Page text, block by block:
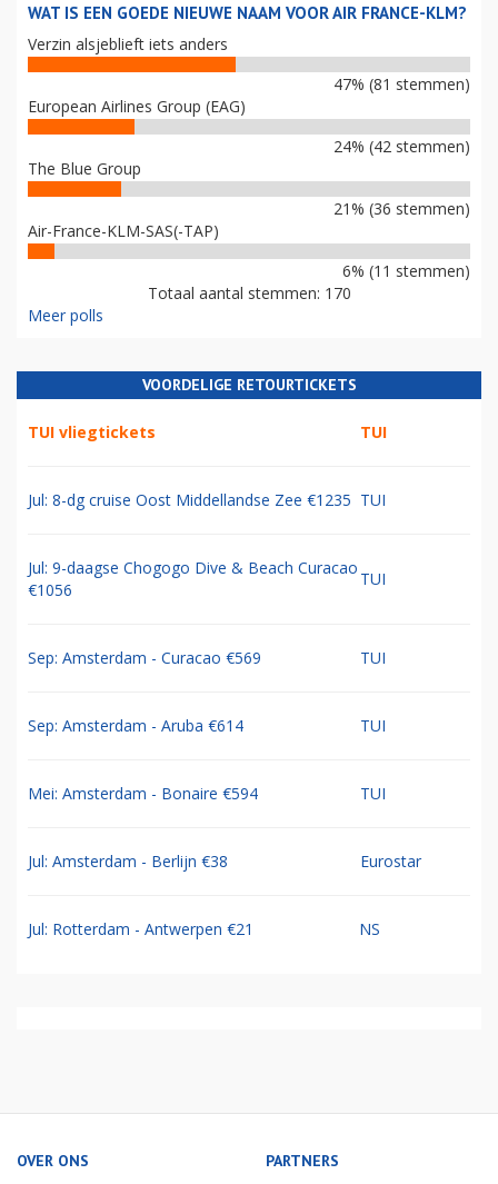
WAT IS EEN GOEDE NIEUWE NAAM VOOR AIR FRANCE-KLM?
Verzin alsjeblieft iets anders
47% (81 stemmen)
European Airlines Group (EAG)
24% (42 stemmen)
The Blue Group
21% (36 stemmen)
Air-France-KLM-SAS(-TAP)
6% (11 stemmen)
Totaal aantal stemmen: 170
Meer polls
VOORDELIGE RETOURTICKETS
TUI vliegtickets TUI
Jul: 8-dg cruise Oost Middellandse Zee €1235 TUI
Jul: 9-daagse Chogogo Dive & Beach Curacao
€1056
TUI
Sep: Amsterdam - Curacao €569 TUI
Sep: Amsterdam - Aruba €614 TUI
Mei: Amsterdam - Bonaire €594 TUI
Jul: Amsterdam - Berlijn €38 Eurostar
Jul: Rotterdam - Antwerpen €21 NS
OVER ONS PARTNERS